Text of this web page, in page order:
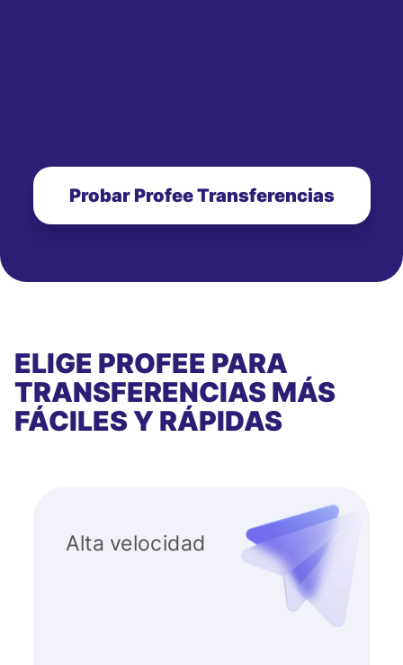
Probar Profee Transferencias
ELIGE PROFEE PARA
TRANSFERENCIAS MÁS
FÁCILES Y RÁPIDAS
Alta velocidad